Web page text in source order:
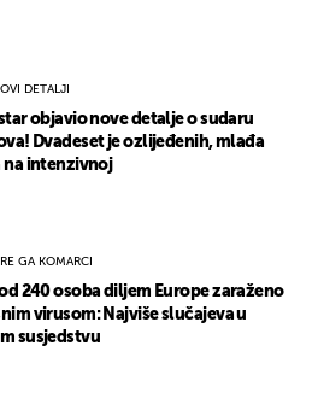
DETALJI
objavio nove detalje o sudaru
Dvadeset je ozlijeđenih, mlađa
na intenzivnoj
GA KOMARCI
240 osoba diljem Europe zaraženo
virusom: Najviše slučajeva u
susjedstvu